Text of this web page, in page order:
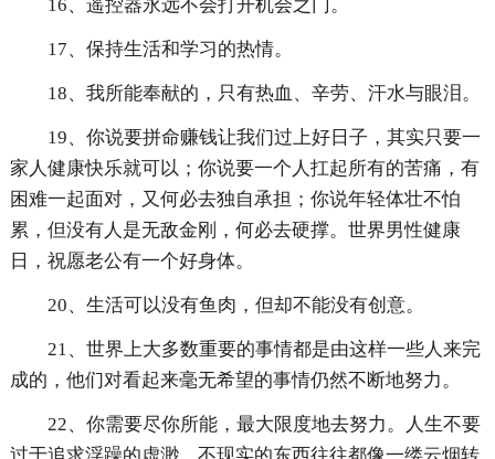
16、遥控器永远不会打开机会之门。
17、保持生活和学习的热情。
18、我所能奉献的，只有热血、辛劳、汗水与眼泪。
19、你说要拼命赚钱让我们过上好日子，其实只要一
家人健康快乐就可以；你说要一个人扛起所有的苦痛，有
困难一起面对，又何必去独自承担；你说年轻体壮不怕
累，但没有人是无敌金刚，何必去硬撑。世界男性健康
日，祝愿老公有一个好身体。
20、生活可以没有鱼肉，但却不能没有创意。
21、世界上大多数重要的事情都是由这样一些人来完
成的，他们对看起来毫无希望的事情仍然不断地努力。
22、你需要尽你所能，最大限度地去努力。人生不要